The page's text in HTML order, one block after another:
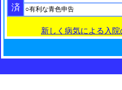
済
○有利な青色申告
新しく病気による入